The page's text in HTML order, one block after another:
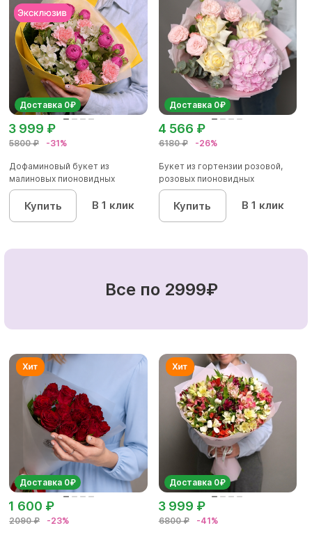
Доставка 0₽
5800 ₽ -31%
3 999 ₽
Дофаминовый букет из
малиновых пионовидных
кустовых роз...
Купить В 1 клик
Доставка 0₽
6180 ₽ -26%
4 566 ₽
Букет из гортензии розовой,
розовых пионовидных
кустовы...
Купить В 1 клик
Все по 2999₽
Доставка 0₽
2090 ₽ -23%
1 600 ₽
Доставка 0₽
6800 ₽ -41%
3 999 ₽